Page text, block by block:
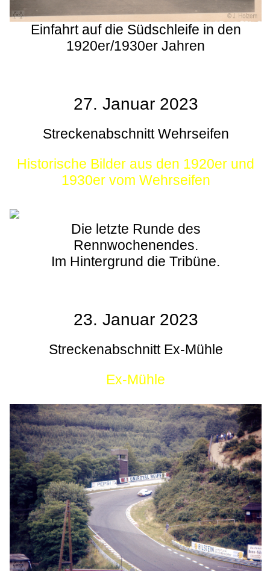
Einfahrt auf die Südschleife in den
1920er/1930er Jahren
27. Januar 2023
Streckenabschnitt Wehrseifen
Historische Bilder aus den 1920er und
1930er vom Wehrseifen
Die letzte Runde des
Rennwochenendes.
Im Hintergrund die Tribüne.
23. Januar 2023
Streckenabschnitt Ex-Mühle
Ex-Mühle